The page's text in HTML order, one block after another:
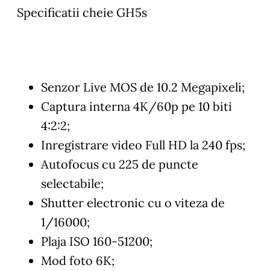
Specificatii cheie GH5s
Senzor Live MOS de 10.2 Megapixeli;
Captura interna 4K/60p pe 10 biti
4:2:2;
Inregistrare video Full HD la 240 fps;
Autofocus cu 225 de puncte
selectabile;
Shutter electronic cu o viteza de
1/16000;
Plaja ISO 160-51200;
Mod foto 6K;